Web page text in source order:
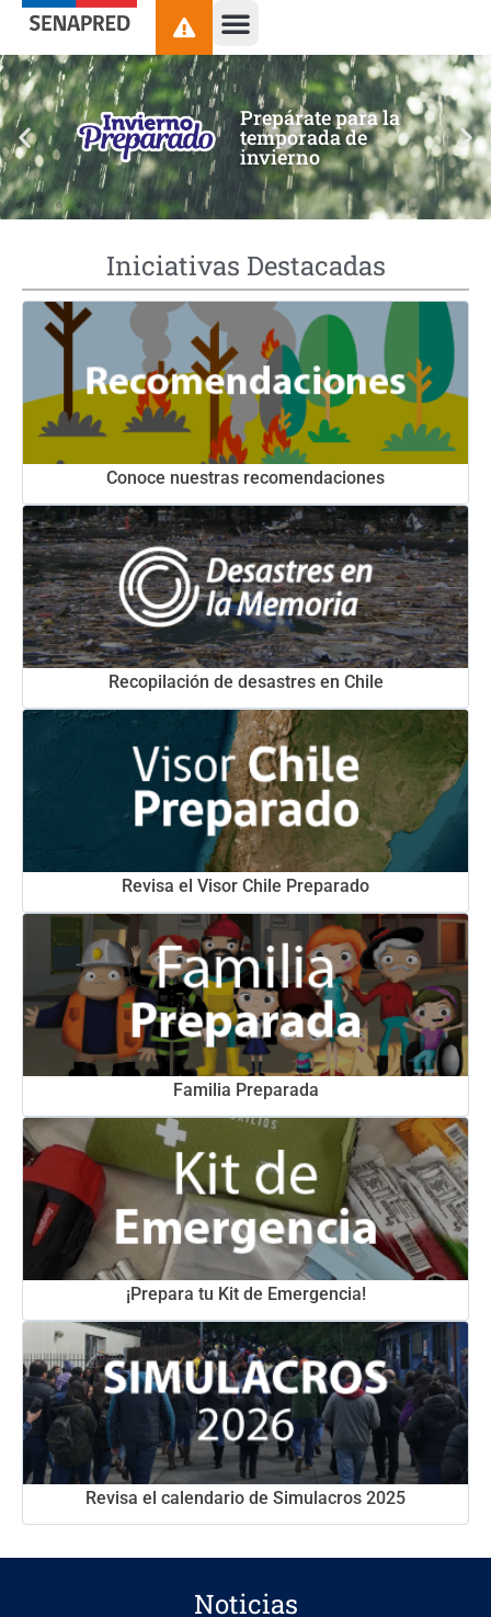
contenido
Prepárate para la
temporada de
invierno
Iniciativas Destacadas
Conoce nuestras recomendaciones
Recopilación de desastres en Chile
Revisa el Visor Chile Preparado
Familia Preparada
¡Prepara tu Kit de Emergencia!
Revisa el calendario de Simulacros 2025
Noticias